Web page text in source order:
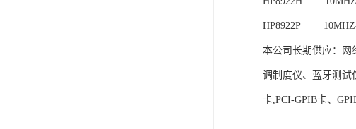
HP8922P 10MHZ-
本公司长期供应：网
调制度仪、蓝牙测试
卡,PCI-GPIB卡、